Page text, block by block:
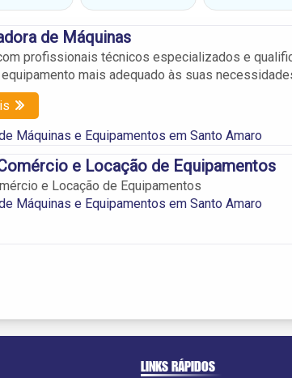
de Máquinas
profissionais técnicos especializados e
mais adequado às suas
Máquinas e Equipamentos em Santo Amaro
e Locação de Equipamentos
e Locação de Equipamentos
Máquinas e Equipamentos em Santo Amaro
LINKS RÁPIDOS